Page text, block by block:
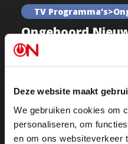
Deze website maakt
We gebruiken cookies om
personaliseren, om
en om ons websiteverkeer
TV
Ongehoord
Wilders, Arnold
Vlemmix - Afl 2
Bekijk Ongehoord